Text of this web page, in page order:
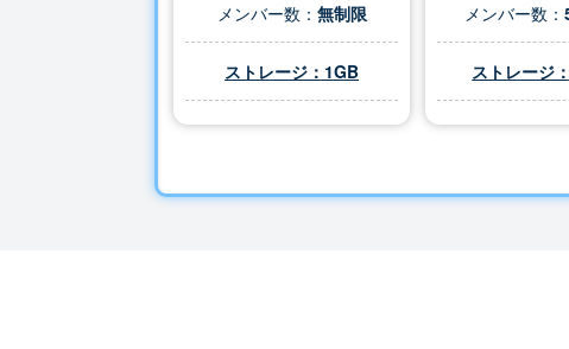
メンバー数： 無制限
ストレージ：1GB
メンバー数：
ストレージ